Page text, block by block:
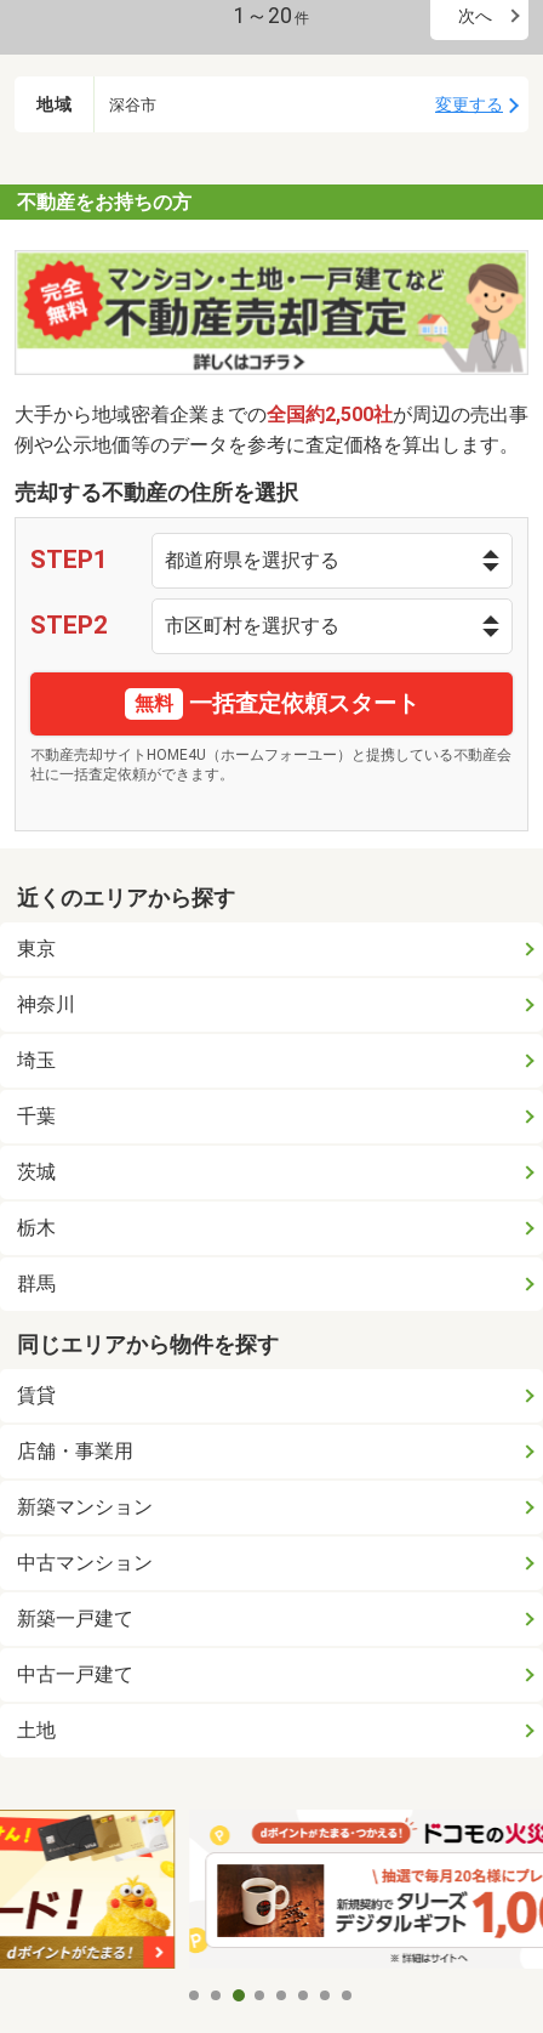
1～20 件 次へ
地域 深谷市 変更する
不動産をお持ちの方
大手から地域密着企業までの全国約2,500社が周辺の売出事
例や公示地価等のデータを参考に査定価格を算出します。
売却する不動産の住所を選択
STEP1
STEP2
無料 一括査定依頼スタート
不動産売却サイトHOME4U（ホームフォーユー）と提携している不動産会
社に一括査定依頼ができます。
近くのエリアから探す
東京
神奈川
埼玉
千葉
茨城
栃木
群馬
同じエリアから物件を探す
賃貸
店舗・事業用
新築マンション
中古マンション
新築一戸建て
中古一戸建て
土地